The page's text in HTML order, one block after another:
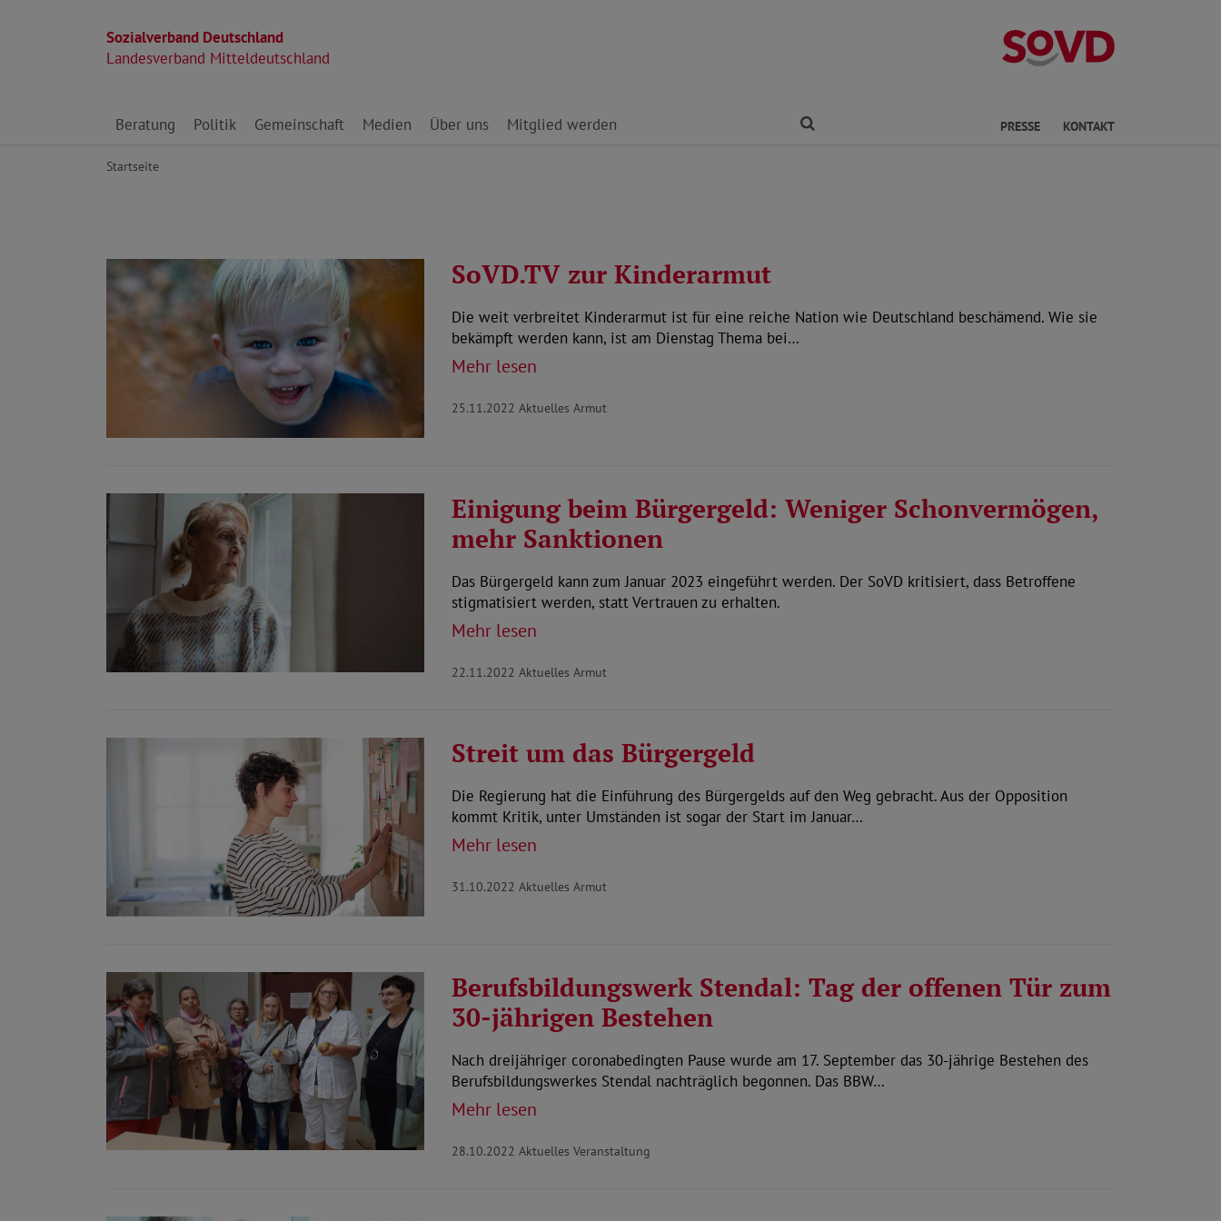
Sozialverband Deutschland
Landesverband Mitteldeutschland
Direkt zu den Inhalten springen
Beratung Politik Gemeinschaft Medien Über uns Mitglied werden PRESSE KONTAKT
Startseite
SoVD.TV zur Kinderarmut
Die weit verbreitet Kinderarmut ist für eine reiche Nation wie Deutschland beschämend. Wie sie
bekämpft werden kann, ist am Dienstag Thema bei…
Mehr lesen
25.11.2022 Aktuelles Armut
Einigung beim Bürgergeld: Weniger Schonvermögen,
mehr Sanktionen
Das Bürgergeld kann zum Januar 2023 eingeführt werden. Der SoVD kritisiert, dass Betroffene
stigmatisiert werden, statt Vertrauen zu erhalten.
Mehr lesen
22.11.2022 Aktuelles Armut
Streit um das Bürgergeld
Die Regierung hat die Einführung des Bürgergelds auf den Weg gebracht. Aus der Opposition
kommt Kritik, unter Umständen ist sogar der Start im Januar…
Mehr lesen
31.10.2022 Aktuelles Armut
Berufsbildungswerk Stendal: Tag der offenen Tür zum
30-jährigen Bestehen
Nach dreijähriger coronabedingten Pause wurde am 17. September das 30-jährige Bestehen des
Berufsbildungswerkes Stendal nachträglich begonnen. Das BBW…
Mehr lesen
28.10.2022 Aktuelles Veranstaltung